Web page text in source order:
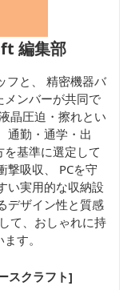
編集部
フと、 精密機器バ
メンバーが共同で
晶圧迫・擦れとい
通勤・通学・出
基準に選定して
撃吸収、 PCを守
い実用的な収納設
デザイン性と質感
て、おしゃれに持
す。
スクラフト]